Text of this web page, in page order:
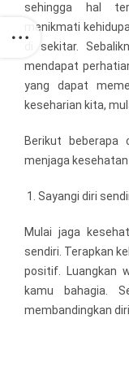
sehingga hal
menikmati
di sekitar.
mendapat
yang dapat
keseharian kita,
Berikut
menjaga
Sayangi diri
Mulai jaga
sendiri. Terapkan
positif. Luangkan
kamu bahagia.
membandingkan